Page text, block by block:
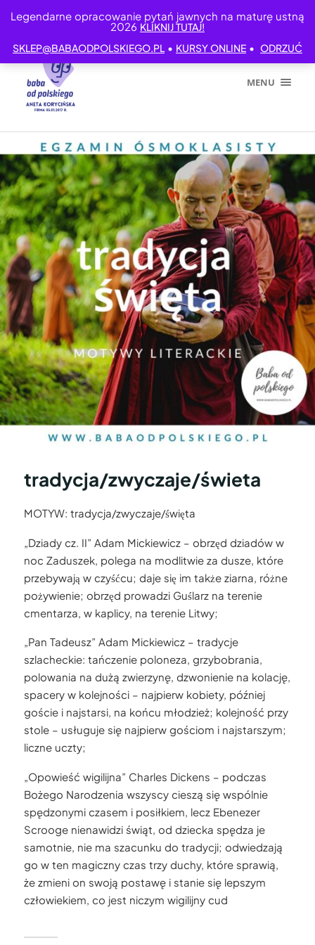
Legendarne opracowanie pytań jawnych na maturę ustną
2026 KLIKNIJ TUTAJ!
SKLEP@BABAODPOLSKIEGO.PL • KURSY ONLINE • ODRZUĆ
MENU
tradycja/zwyczaje/świeta
MOTYW: tradycja/zwyczaje/święta
„Dziady cz. II” Adam Mickiewicz – obrzęd dziadów w
noc Zaduszek, polega na modlitwie za dusze, które
przebywają w czyśćcu; daje się im także ziarna, różne
pożywienie; obrzęd prowadzi Guślarz na terenie
cmentarza, w kaplicy, na terenie Litwy;
„Pan Tadeusz” Adam Mickiewicz – tradycje
szlacheckie: tańczenie poloneza, grzybobrania,
polowania na dużą zwierzynę, dzwonienie na kolację,
spacery w kolejności – najpierw kobiety, później
goście i najstarsi, na końcu młodzież; kolejność przy
stole – usługuje się najpierw gościom i najstarszym;
liczne uczty;
„Opowieść wigilijna” Charles Dickens – podczas
Bożego Narodzenia wszyscy cieszą się wspólnie
spędzonymi czasem i posiłkiem, lecz Ebenezer
Scrooge nienawidzi świąt, od dziecka spędza je
samotnie, nie ma szacunku do tradycji; odwiedzają
go w ten magiczny czas trzy duchy, które sprawią,
że zmieni on swoją postawę i stanie się lepszym
człowiekiem, co jest niczym wigilijny cud